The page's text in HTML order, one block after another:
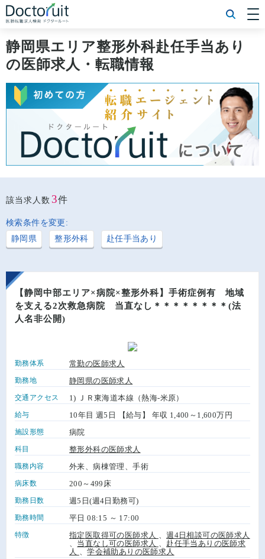
[常勤] 科目から探す
[常勤] 特徴から探す
[非常勤] エリアから探す
[非常勤] 科目から探す
Doctoruit医師転職特集
Doctoruitについて
運営者情報
プライバシーポリシー
静岡県エリア整形外科赴任手当あり
の医師求人・転職情報
該当求人数 3件
検索条件を変更:
静岡県
整形外科 赴任手当あり
【静岡中部エリア×病院×整形外科】手術症例有 地域
を支える2次救急病院 当直なし＊＊＊＊＊＊＊＊(法
人名非公開)
勤務体系 常勤の医師求人
勤務地 静岡県の医師求人
交通アクセス 1) ＪＲ東海道本線（熱海-米原）
給与 10年目 週5日 【給与】 年収 1,400～1,600万円
施設形態 病院
科目 整形外科の医師求人
職務内容 外来、病棟管理、手術
病床数 200～499床
勤務日数 週5日(週4日勤務可)
勤務時間 平日 08:15 ～ 17:00
特徴 指定医取得可の医師求人 、週4日相談可の医師求人
当直なし可の医師求人
赴任手当ありの医師求
人
、学会補助ありの医師求人